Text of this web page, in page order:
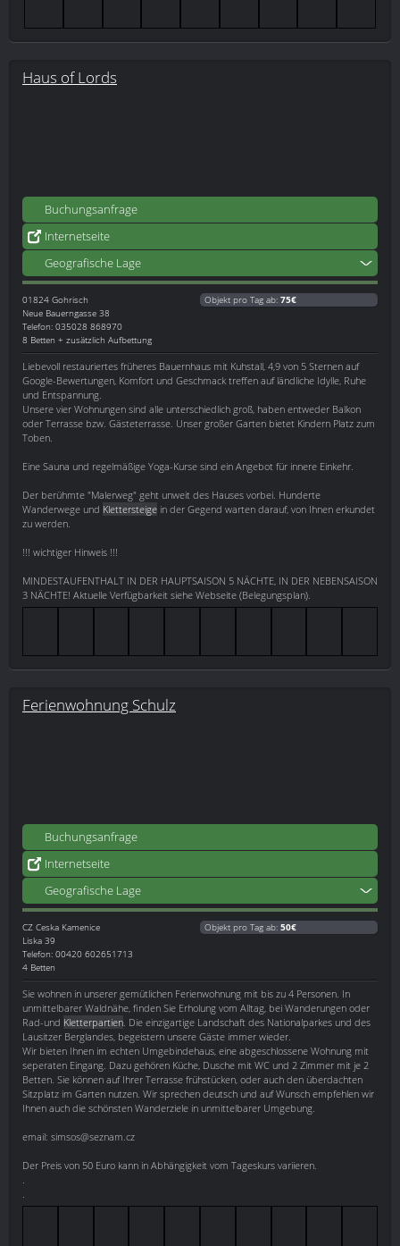
Haus of Lords
Buchungsanfrage
Internetseite
Geografische Lage
01824 Gohrisch
Neue Bauerngasse 38
Telefon: 035028 868970
8 Betten + zusätzlich Aufbettung
Objekt pro Tag ab: 75€
Liebevoll restauriertes früheres Bauernhaus mit Kuhstall, 4,9 von 5 Sternen auf
Google-Bewertungen, Komfort und Geschmack treffen auf ländliche Idylle, Ruhe
und Entspannung.
Unsere vier Wohnungen sind alle unterschiedlich groß, haben entweder Balkon
oder Terrasse bzw. Gästeterrasse. Unser großer Garten bietet Kindern Platz zum
Toben.
Eine Sauna und regelmäßige Yoga-Kurse sind ein Angebot für innere Einkehr.
Der berühmte "Malerweg" geht unweit des Hauses vorbei. Hunderte
Wanderwege und Klettersteige in der Gegend warten darauf, von Ihnen erkundet
zu werden.
!!! wichtiger Hinweis !!!
MINDESTAUFENTHALT IN DER HAUPTSAISON 5 NÄCHTE, IN DER NEBENSAISON
3 NÄCHTE! Aktuelle Verfügbarkeit siehe Webseite (Belegungsplan).
Ferienwohnung Schulz
Buchungsanfrage
Internetseite
Geografische Lage
CZ Ceska Kamenice
Liska 39
Telefon: 00420 602651713
4 Betten
Objekt pro Tag ab: 50€
Sie wohnen in unserer gemütlichen Ferienwohnung mit bis zu 4 Personen. In
unmittelbarer Waldnähe, finden Sie Erholung vom Alltag, bei Wanderungen oder
Rad-und Kletterpartien . Die einzigartige Landschaft des Nationalparkes und des
Lausitzer Berglandes, begeistern unsere Gäste immer wieder.
Wir bieten Ihnen im echten Umgebindehaus, eine abgeschlossene Wohnung mit
seperaten Eingang. Dazu gehören Küche, Dusche mit WC und 2 Zimmer mit je 2
Betten. Sie können auf Ihrer Terrasse frühstücken, oder auch den überdachten
Sitzplatz im Garten nutzen. Wir sprechen deutsch und auf Wunsch empfehlen wir
Ihnen auch die schönsten Wanderziele in unmittelbarer Umgebung.
email: simsos@seznam.cz
Der Preis von 50 Euro kann in Abhängigkeit vom Tageskurs variieren.